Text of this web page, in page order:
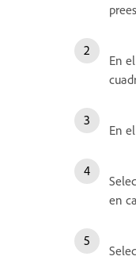
En
En
en